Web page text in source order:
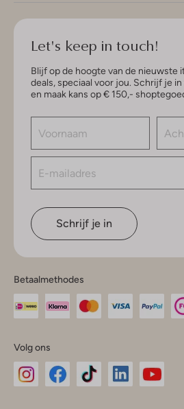
Let's keep in touch!
Blijf op de hoogte van de nieuwste
deals, speciaal voor jou. Schrijf je
en maak kans op € 150,-
Schrijf je in
Betaalmethodes
Volg ons